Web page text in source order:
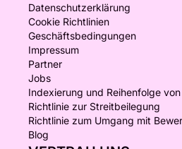
Datenschutzerklärung
Cookie Richtlinien
Geschäftsbedingungen
Impressum
Partner
Jobs
Indexierung und Reihenfolge
Richtlinie zur Streitbeilegung
Richtlinie zum Umgang mit
Blog